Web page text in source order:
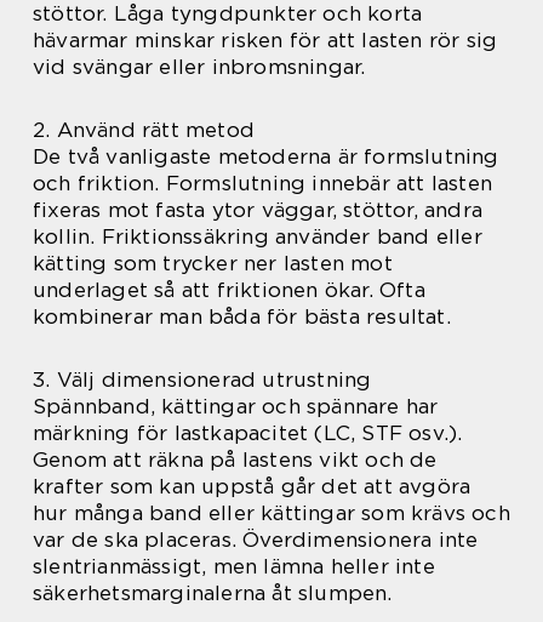
stöttor. Låga tyngdpunkter och korta
hävarmar minskar risken för att lasten rör sig
vid svängar eller inbromsningar.
2. Använd rätt metod
De två vanligaste metoderna är formslutning
och friktion. Formslutning innebär att lasten
fixeras mot fasta ytor väggar, stöttor, andra
kollin. Friktionssäkring använder band eller
kätting som trycker ner lasten mot
underlaget så att friktionen ökar. Ofta
kombinerar man båda för bästa resultat.
3. Välj dimensionerad utrustning
Spännband, kättingar och spännare har
märkning för lastkapacitet (LC, STF osv.).
Genom att räkna på lastens vikt och de
krafter som kan uppstå går det att avgöra
hur många band eller kättingar som krävs och
var de ska placeras. Överdimensionera inte
slentrianmässigt, men lämna heller inte
säkerhetsmarginalerna åt slumpen.